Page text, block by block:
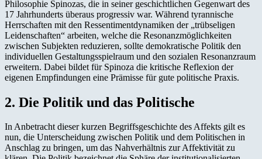
Philosophie Spinozas, die in seiner geschichtlichen Gegenwart des
17 Jahrhunderts überaus progressiv war. Während tyrannische
Herrschaften mit den Ressentimentdynamiken der „trübseligen
Leidenschaften“ arbeiten, welche die Resonanzmöglichkeiten
zwischen Subjekten reduzieren, sollte demokratische Politik den
individuellen Gestaltungsspielraum und den sozialen Resonanzraum
erweitern. Dabei bildet für Spinoza die kritische Reflexion der
eigenen Empfindungen eine Prämisse für gute politische Praxis.
2. Die Politik und das Politische
In Anbetracht dieser kurzen Begriffsgeschichte des Affekts gilt es
nun, die Unterscheidung zwischen Politik und dem Politischen in
Anschlag zu bringen, um das Nahverhältnis zur Affektivität zu